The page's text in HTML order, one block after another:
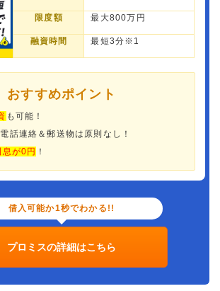
限度額 最大800万円
融資時間 最短3分※1
おすすめポイント
も可能！
話連絡＆郵送物は原則なし！
が0円 ！
借入可能か1秒でわかる!!
プロミスの詳細はこちら